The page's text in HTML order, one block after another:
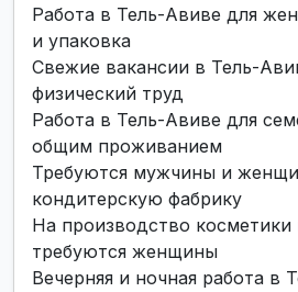
Работа в Тель-Авиве для
и упаковка
Свежие вакансии в Тель-
физический труд
Работа в Тель-Авиве для
общим проживанием
Требуются мужчины и
кондитерскую фабрику
На производство
требуются женщины
Вечерняя и ночная работа в